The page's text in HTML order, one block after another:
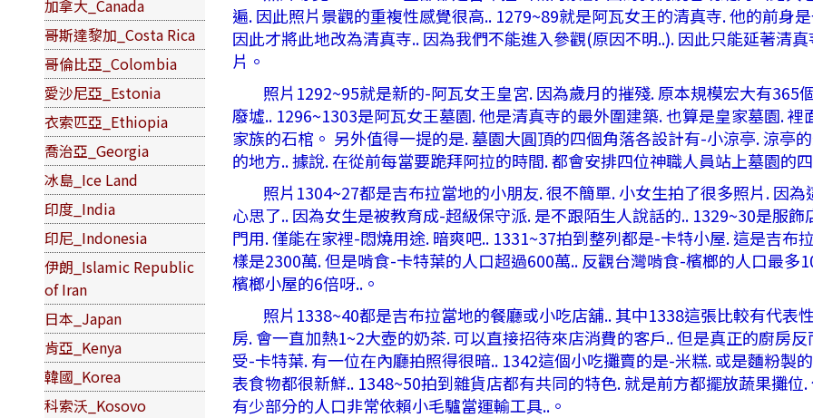
加拿大_Canada
哥斯達黎加_Costa Rica
哥倫比亞_Colombia
愛沙尼亞_Estonia
衣索匹亞_Ethiopia
喬治亞_Georgia
冰島_Ice Land
印度_India
印尼_Indonesia
伊朗_Islamic Republic
of Iran
日本_Japan
肯亞_Kenya
韓國_Korea
科索沃_Kosovo
遍. 因此照片景觀的重複性感覺很高.. 1279~89就是阿瓦女王的清真寺. 他的前身
因此才將此地改為清真寺.. 因為我們不能進入參觀(原因不明..). 因此只能延著清
片。
照片1292~95就是新的-阿瓦女王皇宮. 因為歲月的摧殘. 原本規模宏大有365
廢墟.. 1296~1303是阿瓦女王墓園. 他是清真寺的最外圍建築. 也算是皇家墓園.
家族的石棺。 另外值得一提的是. 墓園大圓頂的四個角落各設計有-小涼亭. 涼亭
的地方.. 據說. 在從前每當要跪拜阿拉的時間. 都會安排四位神職人員站上墓園的
照片1304~27都是吉布拉當地的小朋友. 很不簡單. 小女生拍了很多照片. 因為
心思了.. 因為女生是被教育成-超級保守派. 是不跟陌生人說話的.. 1329~30是服
門用. 僅能在家裡-悶燒用途. 暗爽吧.. 1331~37拍到整列都是-卡特小屋. 這是吉
樣是2300萬. 但是啃食-卡特葉的人口超過600萬.. 反觀台灣啃食-檳榔的人口最多
檳榔小屋的6倍呀..。
照片1338~40都是吉布拉當地的餐廳或小吃店舖.. 其中1338這張比較有代表
房. 會一直加熱1~2大壺的奶茶. 可以直接招待來店消費的客戶.. 但是真正的廚房
受-卡特葉. 有一位在內廳拍照得很暗.. 1342這個小吃攤賣的是-米糕. 或是麵粉製
表食物都很新鮮.. 1348~50拍到雜貨店都有共同的特色. 就是前方都擺放蔬果攤
有少部分的人口非常依賴小毛驢當運輸工具..。